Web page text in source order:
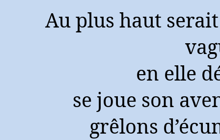
Au plus haut
en elle
se joue son
grêlons